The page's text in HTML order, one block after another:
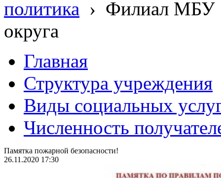
политика › Филиал МБУ
округа
Главная
Структура учреждения
Виды социальных
Численность
Памятка пожарной безопасности!
26.11.2020 17:30